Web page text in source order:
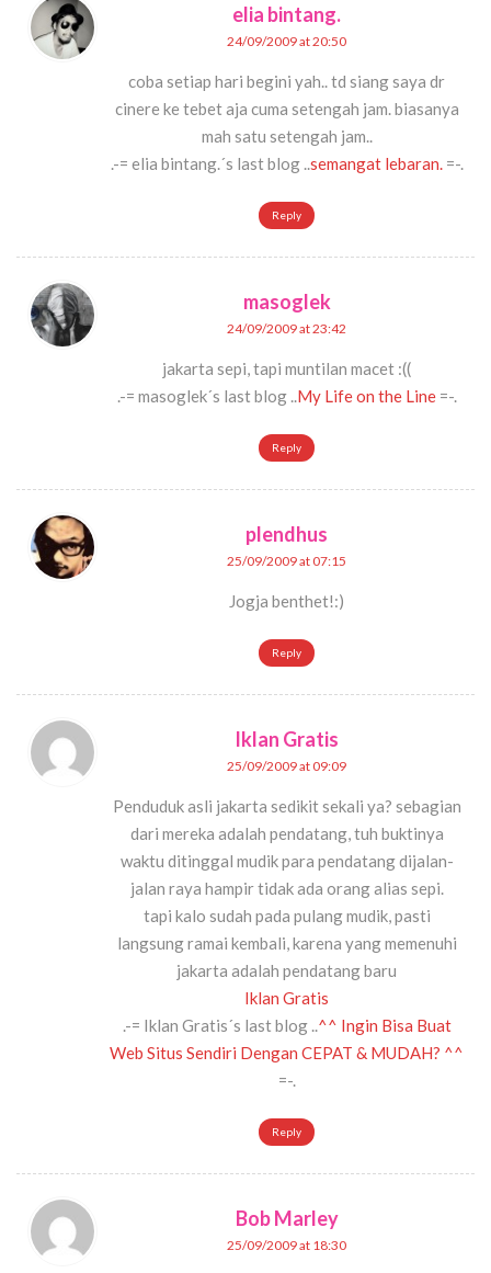
elia bintang.
24/09/2009 at 20:50
coba setiap hari begini yah.. td siang saya dr
cinere ke tebet aja cuma setengah jam. biasanya
mah satu setengah jam..
.-= elia bintang.´s last blog ..semangat lebaran.=-.
Reply
masoglek
24/09/2009 at 23:42
jakarta sepi, tapi muntilan macet :((
.-= masoglek´s last blog ..My Life on the Line=-.
Reply
plendhus
25/09/2009 at 07:15
Jogja benthet!:)
Reply
Iklan Gratis
25/09/2009 at 09:09
Penduduk asli jakarta sedikit sekali ya? sebagian
dari mereka adalah pendatang, tuh buktinya
waktu ditinggal mudik para pendatang dijalan-
jalan raya hampir tidak ada orang alias sepi.
tapi kalo sudah pada pulang mudik, pasti
langsung ramai kembali, karena yang memenuhi
jakarta adalah pendatang baru
Iklan Gratis
.-= Iklan Gratis´s last blog ..^^ Ingin Bisa Buat
Web Situs Sendiri Dengan CEPAT & MUDAH? ^^
=-.
Reply
Bob Marley
25/09/2009 at 18:30